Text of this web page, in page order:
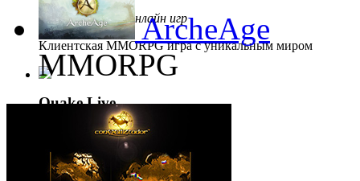
ТОП 5Рейтинг онлайн игр
Клиентская MMORPG игра с уникальным миром
Quake Live
Рейтинг онлайн игр
Браузерный экшен.
ArcheAge
MMORPG